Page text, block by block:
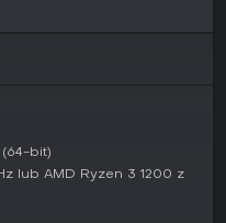
a través de una narrativa
bit)
lub AMD Ryzen 3 1200 z